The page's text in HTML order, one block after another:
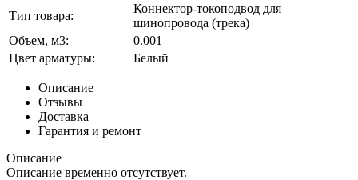
Тип товара:
Коннектор-токоподвод для
шинопровода (трека)
Объем, м3:
0.001
Цвет арматуры:
Белый
Описание
Отзывы
Доставка
Гарантия и ремонт
Описание
Описание временно отсутствует.